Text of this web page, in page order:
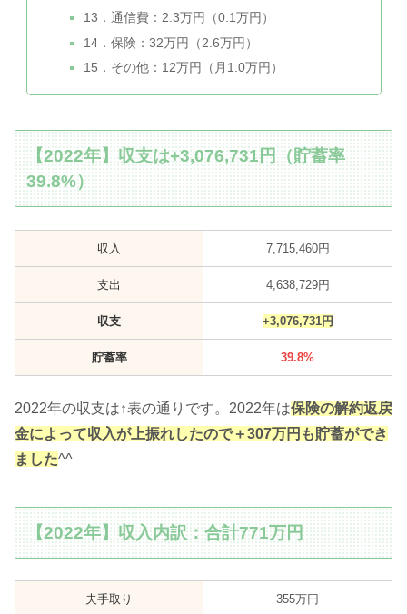
13．通信費：2.3万円（0.1万円）
14．保険：32万円（2.6万円）
15．その他：12万円（月1.0万円）
【2022年】収支は+3,076,731円（貯蓄率
39.8%）
収入 7,715,460円
支出 4,638,729円
収支 +3,076,731円
貯蓄率 39.8%
2022年の収支は↑表の通りです。2022年は保険の解約返戻
金によって収入が上振れしたので＋307万円も貯蓄ができ
ました^^
【2022年】収入内訳：合計771万円
夫手取り 355万円